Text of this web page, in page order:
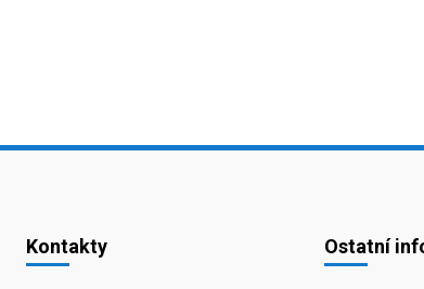
Kontakty Ostatní